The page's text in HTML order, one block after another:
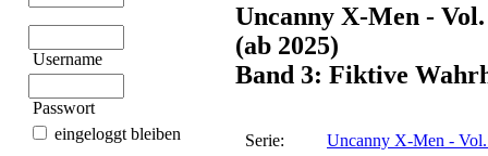
Username
Passwort
eingeloggt bleiben
Uncanny X-Men -
(ab 2025)
Band 3: Fiktive
Serie: Uncanny X-Men -